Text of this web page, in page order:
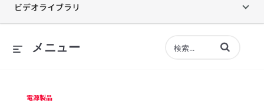
ビデオライブラリ
メニュー 動画の検索語句
電源製品